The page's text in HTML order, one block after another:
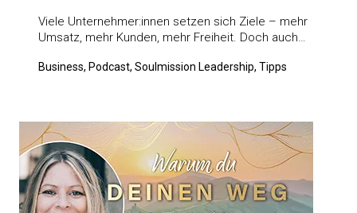
Viele Unternehmer:innen setzen sich Ziele – mehr
Umsatz, mehr Kunden, mehr Freiheit. Doch auch…
Business, Podcast, Soulmission Leadership, Tipps